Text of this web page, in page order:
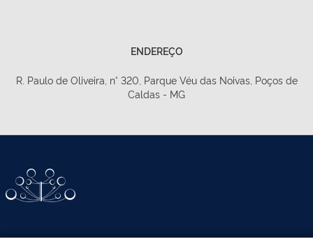
ENDEREÇO
R. Paulo de Oliveira, n° 320, Parque Véu das Noivas, Poços de
Caldas - MG